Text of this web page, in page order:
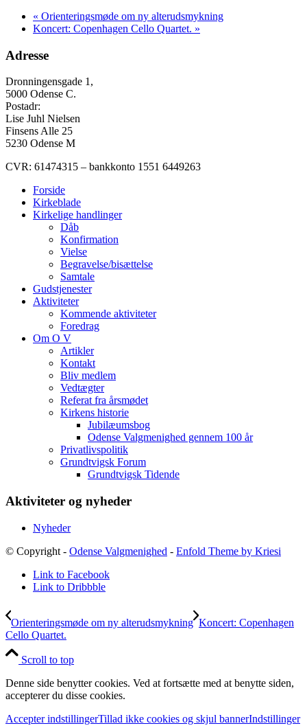
« Orienteringsmøde om ny alterudsmykning
Koncert: Copenhagen Cello Quartet. »
Adresse
Dronningensgade 1,
5000 Odense C.
Postadr:
Lise Juhl Nielsen
Finsens Alle 25
5230 Odense M
CVR: 61474315 – bankkonto 1551 6449263
Forside
Kirkeblade
Kirkelige handlinger
Dåb
Konfirmation
Vielse
Begravelse/bisættelse
Samtale
Gudstjenester
Aktiviteter
Kommende aktiviteter
Foredrag
Om O V
Artikler
Kontakt
Bliv medlem
Vedtægter
Referat fra årsmødet
Kirkens historie
Jubilæumsbog
Odense Valgmenighed gennem 100 år
Privatlivspolitik
Grundtvigsk Forum
Grundtvigsk Tidende
Aktiviteter og nyheder
Nyheder
© Copyright - Odense Valgmenighed - Enfold Theme by Kriesi
Link to Facebook
Link to Dribbble
Orienteringsmøde om ny alterudsmykning Koncert: Copenhagen
Cello Quartet.
Scroll to top
Denne side benytter cookies. Ved at fortsætte med at benytte siden,
accepterer du disse cookies.
Accepter indstillingerTillad ikke cookies og skjul bannerIndstillinger